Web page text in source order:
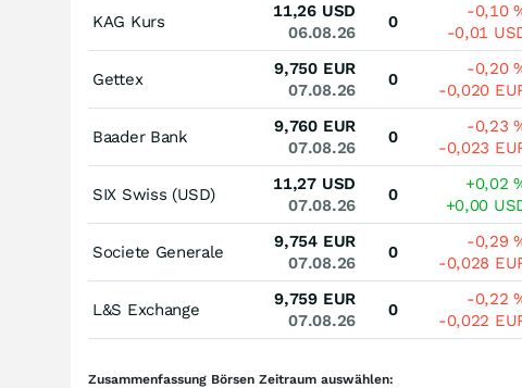
KAG Kurs
11,26 USD
06.08.26
0
-0,10
-0,01
Gettex
9,750 EUR
07.08.26
0
-0,20
-0,020
Baader Bank
9,760 EUR
07.08.26
0
-0,23
-0,023
SIX Swiss (USD)
11,27 USD
07.08.26
0
+0,02
+0,00
Societe Generale
9,754 EUR
07.08.26
0
-0,29
-0,028
L&S Exchange
9,759 EUR
07.08.26
0
-0,22
-0,022
Zusammenfassung Börsen Zeitraum auswählen: